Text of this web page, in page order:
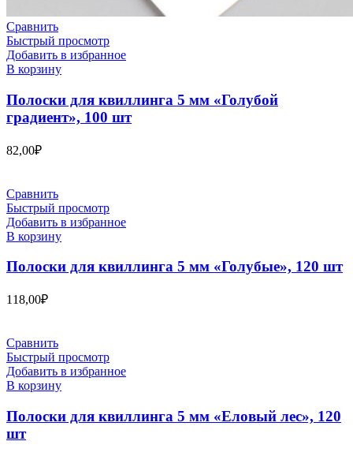
Сравнить
Быстрый просмотр
Добавить в избранное
В корзину
Полоски для квиллинга 5 мм «Голубой
градиент», 100 шт
82,00₽
Сравнить
Быстрый просмотр
Добавить в избранное
В корзину
Полоски для квиллинга 5 мм «Голубые», 120 шт
118,00₽
Сравнить
Быстрый просмотр
Добавить в избранное
В корзину
Полоски для квиллинга 5 мм «Еловый лес», 120
шт